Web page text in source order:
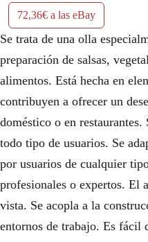
72,36€ a las eBay
Se trata de una olla
preparación de salsas,
alimentos. Está hecha en
contribuyen a ofrecer un
doméstico o en restaurantes.
todo tipo de usuarios. Se
por usuarios de cualquier
profesionales o expertos. El
vista. Se acopla a la
entornos de trabajo. Es fácil